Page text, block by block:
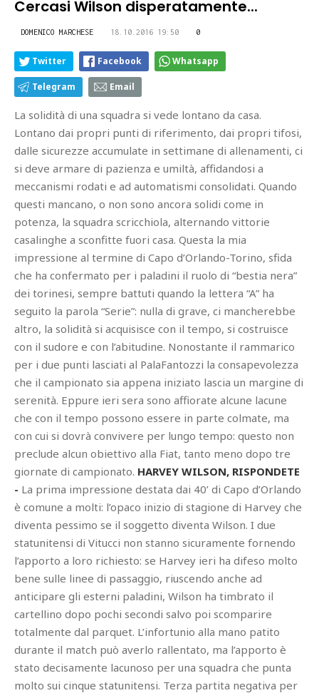
Cercasi Wilson disperatamente...
DOMENICO MARCHESE 18.10.2016 19:50 0
Twitter Facebook Whatsapp
Telegram Email
La solidità di una squadra si vede lontano da casa.
Lontano dai propri punti di riferimento, dai propri tifosi,
dalle sicurezze accumulate in settimane di allenamenti, ci
si deve armare di pazienza e umiltà, affidandosi a
meccanismi rodati e ad automatismi consolidati. Quando
questi mancano, o non sono ancora solidi come in
potenza, la squadra scricchiola, alternando vittorie
casalinghe a sconfitte fuori casa. Questa la mia
impressione al termine di Capo d’Orlando-Torino, sfida
che ha confermato per i paladini il ruolo di “bestia nera”
dei torinesi, sempre battuti quando la lettera “A” ha
seguito la parola “Serie”: nulla di grave, ci mancherebbe
altro, la solidità si acquisisce con il tempo, si costruisce
con il sudore e con l’abitudine. Nonostante il rammarico
per i due punti lasciati al PalaFantozzi la consapevolezza
che il campionato sia appena iniziato lascia un margine di
serenità. Eppure ieri sera sono affiorate alcune lacune
che con il tempo possono essere in parte colmate, ma
con cui si dovrà convivere per lungo tempo: questo non
preclude alcun obiettivo alla Fiat, tanto meno dopo tre
giornate di campionato. HARVEY WILSON, RISPONDETE
- La prima impressione destata dai 40’ di Capo d’Orlando
è comune a molti: l’opaco inizio di stagione di Harvey che
diventa pessimo se il soggetto diventa Wilson. I due
statunitensi di Vitucci non stanno sicuramente fornendo
l’apporto a loro richiesto: se Harvey ieri ha difeso molto
bene sulle linee di passaggio, riuscendo anche ad
anticipare gli esterni paladini, Wilson ha timbrato il
cartellino dopo pochi secondi salvo poi scomparire
totalmente dal parquet. L’infortunio alla mano patito
durante il match può averlo rallentato, ma l’apporto è
stato decisamente lacunoso per una squadra che punta
molto sui cinque statunitensi. Terza partita negativa per